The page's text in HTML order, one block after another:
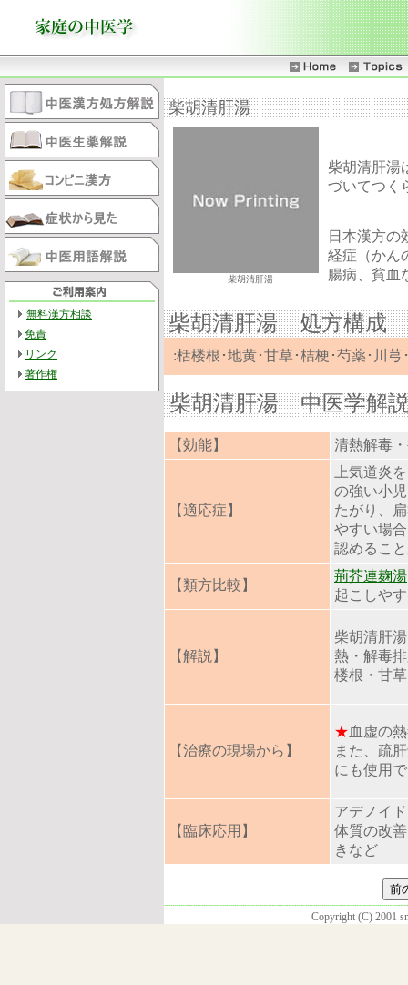
無料漢方相談
免責
リンク
著作権
柴胡清肝湯
柴胡清肝湯
柴胡清肝湯
づいてつく
日本漢方の
経症（かん
腸病、貧血
柴胡清肝湯 処方構成
:栝楼根･地黄･甘草･桔梗･芍薬･川
柴胡清肝湯 中医学解
【効能】 清熱解毒
【適応症】
上気道炎
の強い小
たがり、
やすい場
認めるこ
【類方比較】
荊芥連麹湯
起こしや
【解説】
柴胡清肝
熱・解毒
楼根・甘
【治療の現場から】
★血虚の
また、疏
にも使用
【臨床応用】
アデノイ
体質の改
きなど
Copyright (C) 2001